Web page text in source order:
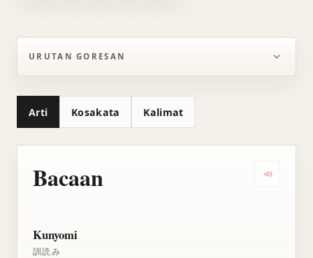
URUTAN GORESAN
Arti Kosakata Kalimat
Bacaan
Kunyomi
訓読み